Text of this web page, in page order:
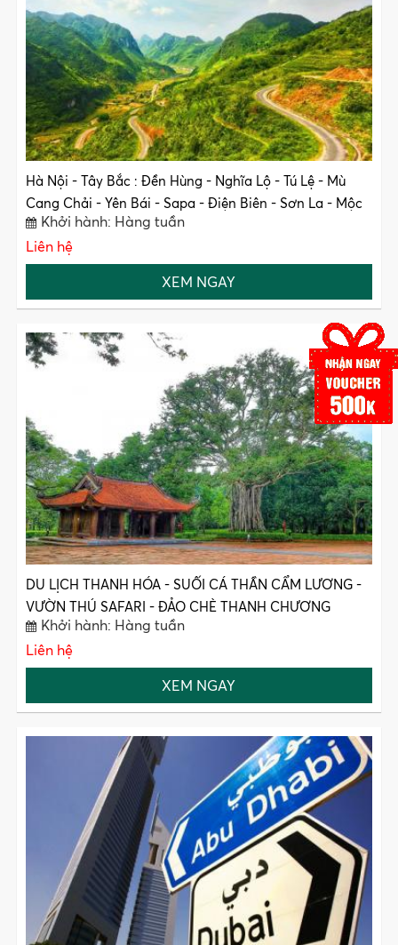
Hà Nội - Tây Bắc : Đền Hùng - Nghĩa Lộ - Tú Lệ - Mù
Cang Chải - Yên Bái - Sapa - Điện Biên - Sơn La - Mộc
Châu - KDL Happy Land - Tặng Show Múa Xòe Dân Tộc
Thái
Khởi hành: Hàng tuần
Liên hệ
XEM NGAY
DU LỊCH THANH HÓA - SUỐI CÁ THẦN CẨM LƯƠNG -
VƯỜN THÚ SAFARI - ĐẢO CHÈ THANH CHƯƠNG
Khởi hành: Hàng tuần
Liên hệ
XEM NGAY